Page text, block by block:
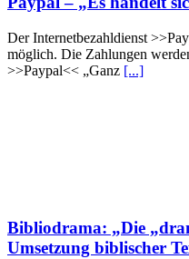
Der Internetbezahldienst
möglich. Die Zahlungen
>>Paypal<< „Ganz [...]
Bibliodrama: „Die
Umsetzung biblischer